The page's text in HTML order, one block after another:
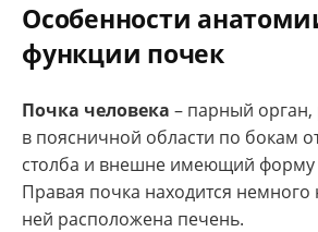
Особенности
функции почек
Почка человека – парный
в поясничной области по бокам
столба и внешне имеющий форму
Правая почка находится немного
ней расположена печень.